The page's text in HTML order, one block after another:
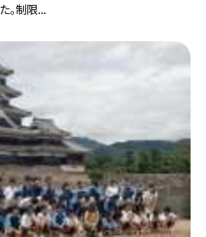
。制限...